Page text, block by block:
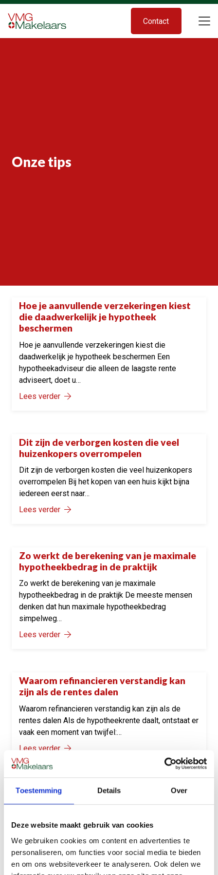
Toestemming Details Over
Deze website maakt gebruik van cookies
We gebruiken cookies om content en advertenties te
personaliseren, om functies voor social media te bieden
en om ons websiteverkeer te analyseren. Ook delen we
Contact
Onze tips
Onze tips
Hoe je aanvullende verzekeringen kiest
die daadwerkelijk je hypotheek
beschermen
Hoe je aanvullende verzekeringen kiest die
daadwerkelijk je hypotheek beschermen Een
hypotheekadviseur die alleen de laagste rente
adviseert, doet u…
Lees verder
Onze tips
Dit zijn de verborgen kosten die veel
huizenkopers overrompelen
Dit zijn de verborgen kosten die veel huizenkopers
overrompelen Bij het kopen van een huis kijkt bijna
iedereen eerst naar…
Lees verder
Onze tips
Zo werkt de berekening van je maximale
hypotheekbedrag in de praktijk
Zo werkt de berekening van je maximale
hypotheekbedrag in de praktijk De meeste mensen
denken dat hun maximale hypotheekbedrag
simpelweg…
Lees verder
Onze tips
Waarom refinancieren verstandig kan
zijn als de rentes dalen
Waarom refinancieren verstandig kan zijn als de
rentes dalen Als de hypotheekrente daalt, ontstaat er
vaak een moment van twijfel:…
Lees verder
Hoe je als zelfstandige het moeilijkste
deel van hypotheekaanvragen aanpakt
Hoe je als zelfstandige het moeilijkste deel van
draait een hypotheekaanvraag vrijwel altijd om één
lastig…